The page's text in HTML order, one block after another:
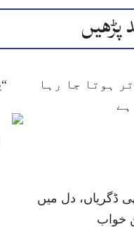
پڑھیں
ہوتا جا رہا
ہے
ڈگریاں، دل میں
خواب